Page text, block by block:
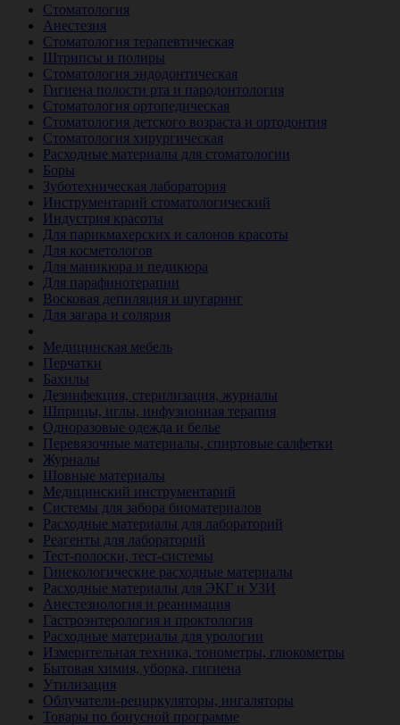
Стоматология
Анестезия
Стоматология терапевтическая
Штрипсы и полиры
Стоматология эндодонтическая
Гигиена полости рта и пародонтология
Стоматология ортопедическая
Стоматология детского возраста и ортодонтия
Стоматология хирургическая
Расходные материалы для стоматологии
Боры
Зуботехническая лаборатория
Инструментарий стоматологический
Индустрия красоты
Для парикмахерских и салонов красоты
Для косметологов
Для маникюра и педикюра
Для парафинотерапии
Восковая депиляция и шугаринг
Для загара и солярия
Медицинская мебель
Перчатки
Бахилы
Дезинфекция, стерилизация, журналы
Шприцы, иглы, инфузионная терапия
Одноразовые одежда и белье
Перевязочные материалы, спиртовые салфетки
Журналы
Шовные материалы
Медицинский инструментарий
Системы для забора биоматериалов
Расходные материалы для лабораторий
Реагенты для лабораторий
Тест-полоски, тест-системы
Гинекологические расходные материалы
Расходные материалы для ЭКГ и УЗИ
Анестезиология и реанимация
Гастроэнтерология и проктология
Расходные материалы для урологии
Измерительная техника, тонометры, глюкометры
Бытовая химия, уборка, гигиена
Утилизация
Облучатели-рециркуляторы, ингаляторы
Товары по бонусной программе